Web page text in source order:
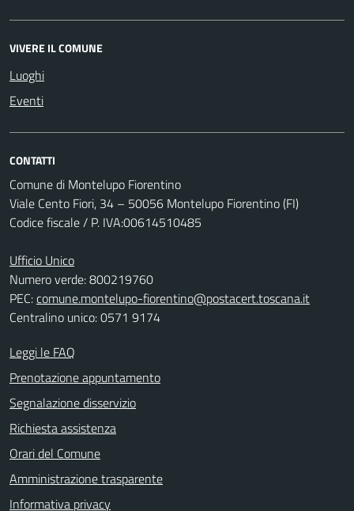
VIVERE IL COMUNE
Luoghi
Eventi
CONTATTI
Comune di Montelupo Fiorentino
Viale Cento Fiori, 34 – 50056 Montelupo Fiorentino (FI)
Codice fiscale / P. IVA:00614510485
Ufficio Unico
Numero verde: 800219760
PEC:comune.montelupo-fiorentino@postacert.toscana.it
Centralino unico: 0571 9174
Leggi le FAQ
Prenotazione appuntamento
Segnalazione disservizio
Richiesta assistenza
Orari del Comune
Amministrazione trasparente
Informativa privacy